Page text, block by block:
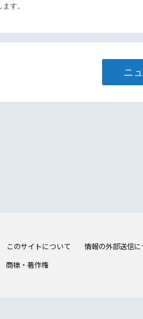
す。
ニ
このサイトについて
情報の外部送信
商標・著作権